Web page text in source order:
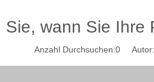
Sie, wann Sie
Anzahl Durchsuchen:0